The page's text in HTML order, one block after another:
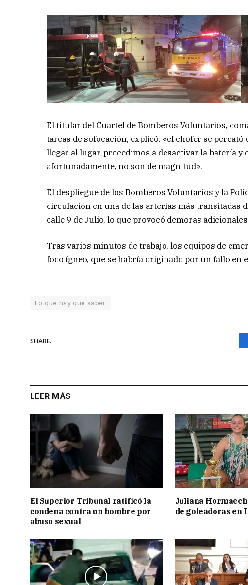
El titular del Cuartel de Bomberos Voluntarios,
tareas de sofocación, explicó: «el chofer se
llegar al lugar, procedimos a desactivar la batería y
afortunadamente, no son de magnitud».
El despliegue de los Bomberos Voluntarios y la
circulación en una de las arterias más transitadas
calle 9 de Julio, lo que provocó demoras
Tras varios minutos de trabajo, los equipos de
foco ígneo, que se habría originado por un fallo en
Lo que hay que saber
SHARE.
LEER MÁS
El Superior Tribunal ratificó la
condena contra un hombre por
abuso sexual
Juliana
de goleadoras en